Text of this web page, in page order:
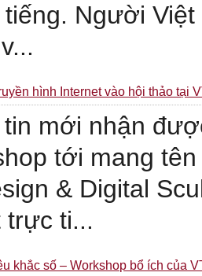
Người
hình Internet vào hội thảo tại
mới nhận
tới mang
& Digital
ti...
khắc số – Workshop bổ ích của